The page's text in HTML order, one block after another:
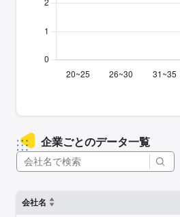
企業ごとのデータ一覧
会社名